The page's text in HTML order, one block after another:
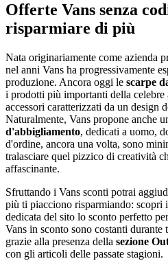
Offerte Vans senza
risparmiare di più
Nata originariamente come azienda
nel anni Vans ha progressivamente
produzione. Ancora oggi le scarpe
i prodotti più importanti della celebre
accessori caratterizzati da un design
Naturalmente, Vans propone anche
d'abbigliamento, dedicati a uomo,
d'ordine, ancora una volta, sono
tralasciare quel pizzico di creatività
affascinante.
Sfruttando i Vans sconti potrai
più ti piacciono risparmiando: scopri
dedicata del sito lo sconto perfetto
Vans in sconto sono costanti
grazie alla presenza della sezione
con gli articoli delle passate stagioni.